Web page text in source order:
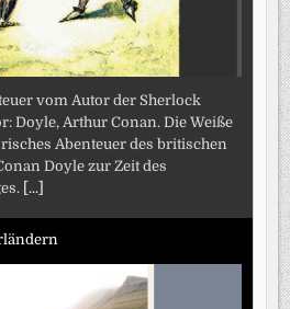
vom Autor der Sherlock
Doyle, Arthur Conan. Die Weiße
Abenteuer des britischen
Doyle zur Zeit des
[...]